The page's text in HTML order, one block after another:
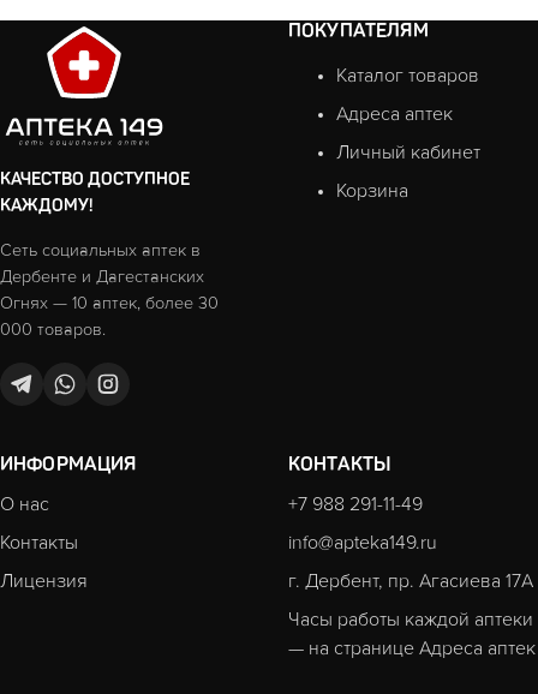
КАЧЕСТВО ДОСТУПНОЕ
КАЖДОМУ!
Сеть социальных аптек в
Дербенте и Дагестанских
Огнях — 10 аптек, более 30
000 товаров.
ПОКУПАТЕЛЯМ
Каталог товаров
Адреса аптек
Личный кабинет
Корзина
ИНФОРМАЦИЯ
О нас
Контакты
Лицензия
КОНТАКТЫ
+7 988 291-11-49
info@apteka149.ru
г. Дербент, пр. Агасиева 17А
Часы работы каждой аптеки
— на странице Адреса аптек